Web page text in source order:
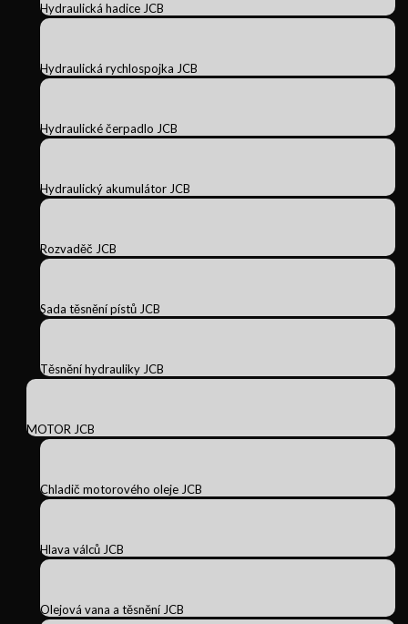
Hydraulická hadice JCB
Hydraulická rychlospojka JCB
Hydraulické čerpadlo JCB
Hydraulický akumulátor JCB
Rozvaděč JCB
Sada těsnění pístů JCB
Těsnění hydrauliky JCB
MOTOR JCB
Chladič motorového oleje JCB
Hlava válců JCB
Olejová vana a těsnění JCB